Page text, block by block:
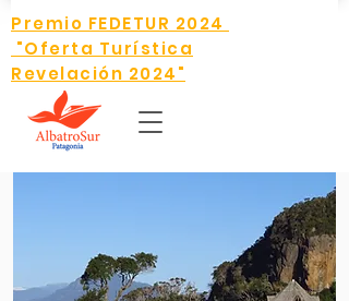
Premio FEDETUR 2024
"Oferta Turística
Revelación 2024"